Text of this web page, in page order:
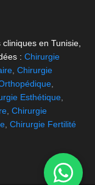
en Tunisie,
:Chirurgie
,Chirurgie
Esthétique
,Chirurgie
,Chirurgie Fertilité